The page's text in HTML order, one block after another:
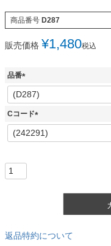
商品番号 D287
販売価格 ¥1,480税込
品番
(
必
須
Cコード
(
必
返品特約について